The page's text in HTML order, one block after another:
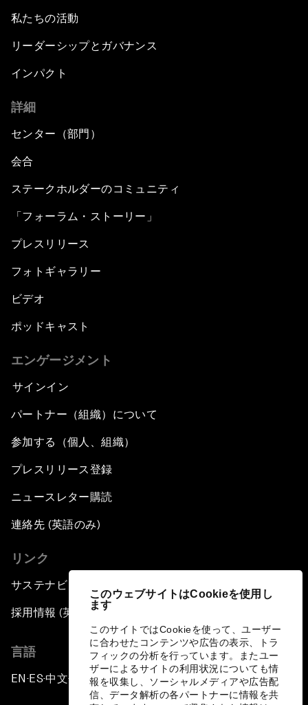
このウェブサイトはCookieを使用し
ます
このサイトではCookieを使って、ユーザー
に合わせたコンテンツや広告の表示、トラ
フィックの分析を行っています。またユー
ザーによるサイトの利用状況についても情
報を収集し、ソーシャルメディアや広告配
信、データ解析の各パートナーに情報を共
私たちの活動
リーダーシップとガバナンス
インパクト
詳細
センター（部門）
会合
ステークホルダーのコミュニティ
「フォーラム・ストーリー」
プレスリリース
フォトギャラリー
ビデオ
ポッドキャスト
エンゲージメント
サインイン
パートナー（組織）について
参加する（個人、組織）
プレスリリース登録
ニュースレター購読
連絡先 (英語のみ)
リンク
サステナビリティへの取り組み
採用情報 (英語のみ)
言語
EN ▪ES▪中文▪ 日本語